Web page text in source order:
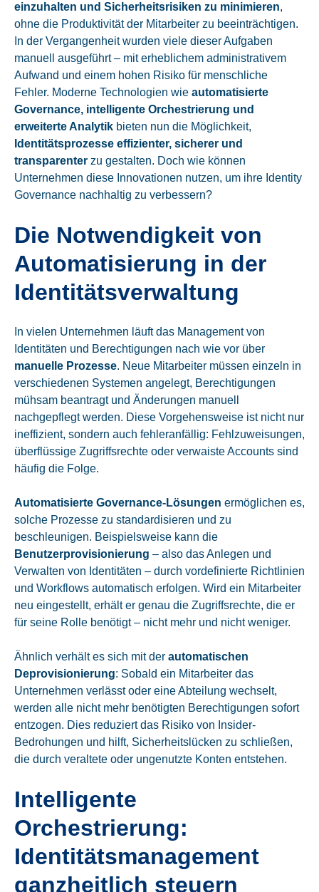
einzuhalten und Sicherheitsrisiken zu minimieren,
ohne die Produktivität der Mitarbeiter zu beeinträchtigen.
In der Vergangenheit wurden viele dieser Aufgaben
manuell ausgeführt – mit erheblichem administrativem
Aufwand und einem hohen Risiko für menschliche
Fehler. Moderne Technologien wie automatisierte
Governance, intelligente Orchestrierung und
erweiterte Analytik bieten nun die Möglichkeit,
Identitätsprozesse effizienter, sicherer und
transparenter zu gestalten. Doch wie können
Unternehmen diese Innovationen nutzen, um ihre Identity
Governance nachhaltig zu verbessern?
Die Notwendigkeit von
Automatisierung in der
Identitätsverwaltung
In vielen Unternehmen läuft das Management von
Identitäten und Berechtigungen nach wie vor über
manuelle Prozesse. Neue Mitarbeiter müssen einzeln in
verschiedenen Systemen angelegt, Berechtigungen
mühsam beantragt und Änderungen manuell
nachgepflegt werden. Diese Vorgehensweise ist nicht nur
ineffizient, sondern auch fehleranfällig: Fehlzuweisungen,
überflüssige Zugriffsrechte oder verwaiste Accounts sind
häufig die Folge.
Automatisierte Governance-Lösungen ermöglichen es,
solche Prozesse zu standardisieren und zu
beschleunigen. Beispielsweise kann die
Benutzerprovisionierung – also das Anlegen und
Verwalten von Identitäten – durch vordefinierte Richtlinien
und Workflows automatisch erfolgen. Wird ein Mitarbeiter
neu eingestellt, erhält er genau die Zugriffsrechte, die er
für seine Rolle benötigt – nicht mehr und nicht weniger.
Ähnlich verhält es sich mit der automatischen
Deprovisionierung: Sobald ein Mitarbeiter das
Unternehmen verlässt oder eine Abteilung wechselt,
werden alle nicht mehr benötigten Berechtigungen sofort
entzogen. Dies reduziert das Risiko von Insider-
Bedrohungen und hilft, Sicherheitslücken zu schließen,
die durch veraltete oder ungenutzte Konten entstehen.
Intelligente
Orchestrierung:
Identitätsmanagement
ganzheitlich steuern